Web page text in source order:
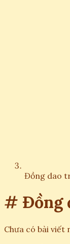
Đồng dao
# Đồng
Chưa có bài viết